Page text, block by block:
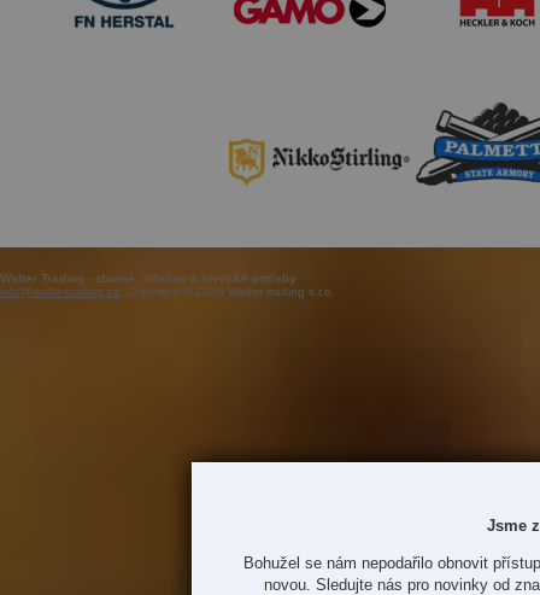
Walter Trading - zbraně, střelivo a lovecké potřeby
info@waltertrading.cz, Copyright © 2026 Walter trading s.r.o.
Jsme
Bohužel se nám nepodařilo obnovit
novou. Sledujte nás pro novinky od